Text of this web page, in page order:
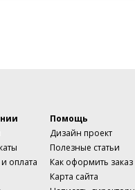
оплата
Помощь
Дизайн проект
Полезные статьи
Как оформить заказ
Карта сайта